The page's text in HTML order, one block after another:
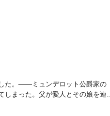
た。――ミュンデロット公爵家の
まった。父が愛人とその娘を連れ
に追いやられた。母の残した公爵